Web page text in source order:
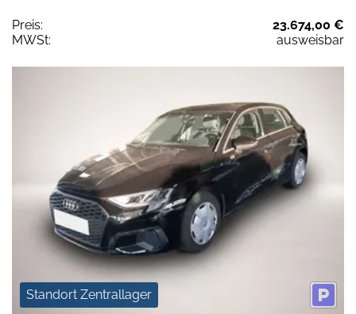
Preis:
23.674,00 €
MWSt:
ausweisbar
Standort Zentrallager